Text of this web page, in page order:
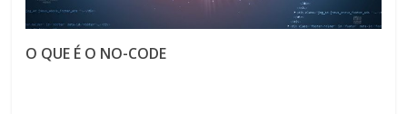
O QUE É O NO-CODE